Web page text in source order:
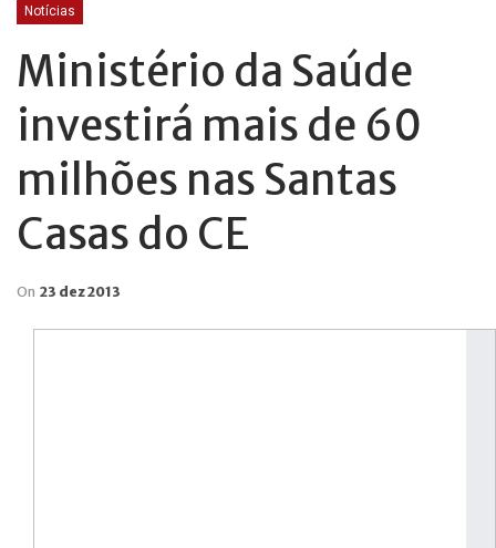
Notícias
Ministério da Saúde
investirá mais de 60
milhões nas Santas
Casas do CE
On 23 dez 2013